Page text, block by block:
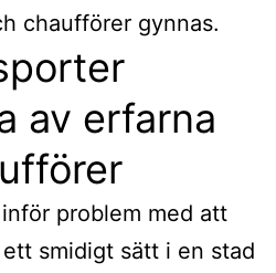
chaufförer gynnas.
av erfarna
problem med att
smidigt sätt i en stad